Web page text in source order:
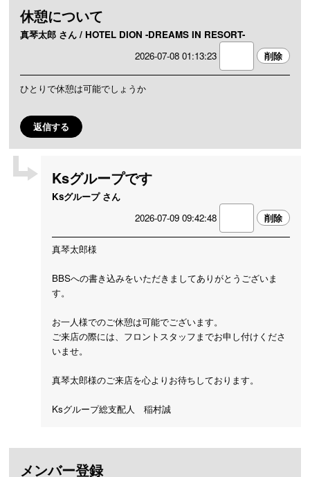
休憩について
真琴太郎 さん / HOTEL DION -DREAMS IN RESORT-
2026-07-08 01:13:23
ひとりで休憩は可能でしょうか
返信する
Ksグループです
Ksグループ さん
2026-07-09 09:42:48
真琴太郎様
BBSへの書き込みをいただきましてありがとうございま
す。
お一人様でのご休憩は可能でございます。
ご来店の際には、フロントスタッフまでお申し付けくださ
いませ。
真琴太郎様のご来店を心よりお待ちしております。
Ksグループ総支配人 稲村誠
メンバー登録